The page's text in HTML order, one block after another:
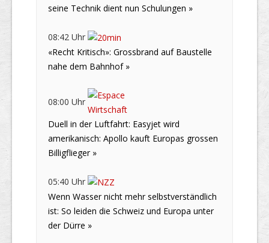
seine Technik dient nun Schulungen »
08:42 Uhr
«Recht Kritisch»: Grossbrand auf Baustelle
nahe dem Bahnhof »
08:00 Uhr
Duell in der Luftfahrt: Easyjet wird
amerikanisch: Apollo kauft Europas grossen
Billigflieger »
05:40 Uhr
Wenn Wasser nicht mehr selbstverständlich
ist: So leiden die Schweiz und Europa unter
der Dürre »